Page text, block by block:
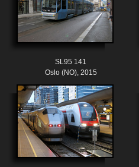
SL95 141
Oslo (NO), 2015